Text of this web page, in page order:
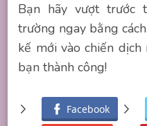
Bạn hãy vượt trước
trường ngay bằng
kế mới vào chiến dịch
bạn thành công!
Facebook